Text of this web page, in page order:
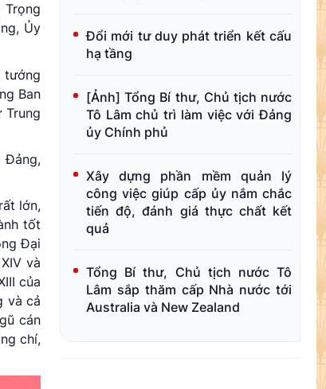
Ủy
tướng
Ban
Trung
Đảng,
lớn,
tốt
Đại
và
của
và cả
cán
chí,
Đổi mới tư duy phát triển kết cấu
hạ tầng
[Ảnh] Tổng Bí thư, Chủ tịch nước
Tô Lâm chủ trì làm việc với Đảng
ủy Chính phủ
Xây dựng phần mềm quản lý
công việc giúp cấp ủy nắm chắc
tiến độ, đánh giá thực chất kết
quả
Tổng Bí thư, Chủ tịch nước Tô
Lâm sắp thăm cấp Nhà nước tới
Australia và New Zealand